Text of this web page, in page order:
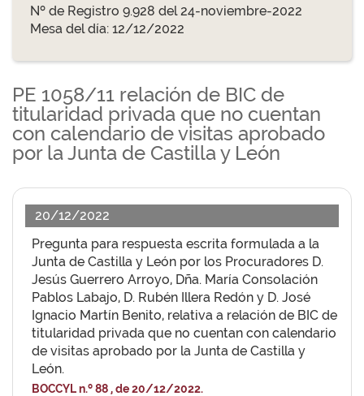
Nº de Registro 9.928 del 24-noviembre-2022
Mesa del día: 12/12/2022
PE 1058/11 relación de BIC de
titularidad privada que no cuentan
con calendario de visitas aprobado
por la Junta de Castilla y León
20/12/2022
Pregunta para respuesta escrita formulada a la
Junta de Castilla y León por los Procuradores D.
Jesús Guerrero Arroyo, Dña. María Consolación
Pablos Labajo, D. Rubén Illera Redón y D. José
Ignacio Martín Benito, relativa a relación de BIC de
titularidad privada que no cuentan con calendario
de visitas aprobado por la Junta de Castilla y
León.
BOCCYL n.º 88 , de 20/12/2022.